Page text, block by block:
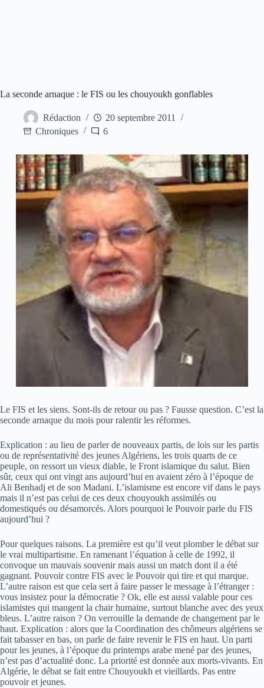
La seconde arnaque : le FIS ou les chouyoukh gonflables
Rédaction
20 septembre 2011
Chroniques
6
Le FIS et les siens. Sont-ils de retour ou pas ? Fausse question. C’est la
seconde arnaque du mois pour ralentir les réformes.
Explication : au lieu de parler de nouveaux partis, de lois sur les partis
ou de représentativité des jeunes Algériens, les trois quarts de ce
peuple, on ressort un vieux diable, le Front islamique du salut. Bien
sûr, ceux qui ont vingt ans aujourd’hui en avaient zéro à l’époque de
Ali Benhadj et de son Madani. L’islamisme est encore vif dans le pays
mais il n’est pas celui de ces deux chouyoukh assimilés ou
domestiqués ou désamorcés. Alors pourquoi le Pouvoir parle du FIS
aujourd’hui ?
Pour quelques raisons. La première est qu’il veut plomber le débat sur
le vrai multipartisme. En ramenant l’équation à celle de 1992, il
convoque un mauvais souvenir mais aussi un match dont il a été
gagnant. Pouvoir contre FIS avec le Pouvoir qui tire et qui marque.
L’autre raison est que cela sert à faire passer le message à l’étranger :
vous insistez pour la démocratie ? Ok, elle est aussi valable pour ces
islamistes qui mangent la chair humaine, surtout blanche avec des yeux
bleus. L’autre raison ? On verrouille la demande de changement par le
haut. Explication : alors que la Coordination des chômeurs algériens se
fait tabasser en bas, on parle de faire revenir le FIS en haut. Un parti
pour les jeunes, à l’époque du printemps arabe mené par des jeunes,
n’est pas d’actualité donc. La priorité est donnée aux morts-vivants. En
Algérie, le débat se fait entre Chouyoukh et vieillards. Pas entre
pouvoir et jeunes.